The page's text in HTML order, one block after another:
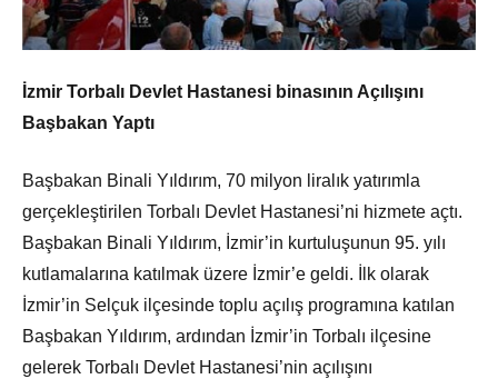
İzmir Torbalı Devlet Hastanesi binasının Açılışını
Başbakan Yaptı
Başbakan Binali Yıldırım, 70 milyon liralık yatırımla
gerçekleştirilen Torbalı Devlet Hastanesi’ni hizmete açtı.
Başbakan Binali Yıldırım, İzmir’in kurtuluşunun 95. yılı
kutlamalarına katılmak üzere İzmir’e geldi. İlk olarak
İzmir’in Selçuk ilçesinde toplu açılış programına katılan
Başbakan Yıldırım, ardından İzmir’in Torbalı ilçesine
gelerek Torbalı Devlet Hastanesi’nin açılışını